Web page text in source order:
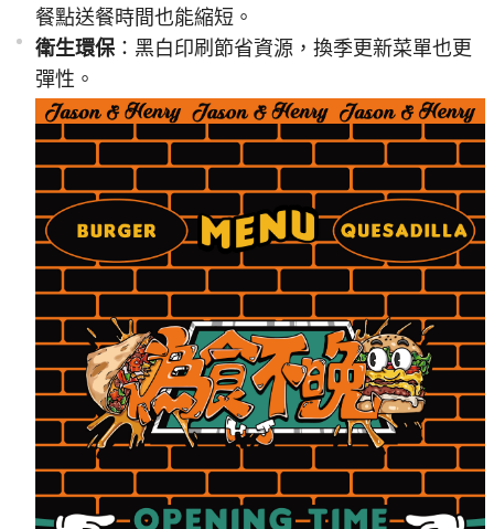
餐點送餐時間也能縮短。
衛生環保 ：黑白印刷節省資源，換季更新菜單也更
彈性。